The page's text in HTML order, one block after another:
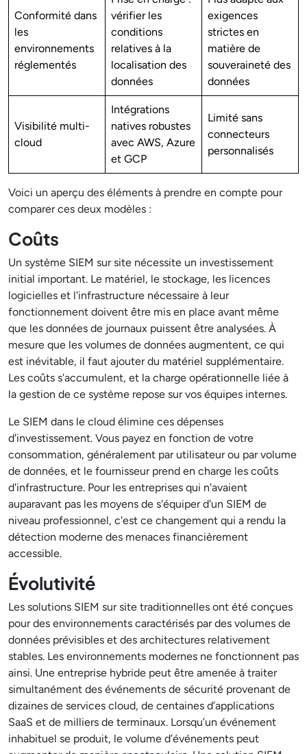
Conformité dans
les
environnements
réglementés
vérifier les
conditions
relatives à la
localisation des
données
exigences
strictes en
matière de
souveraineté des
données
Visibilité multi-
cloud
Intégrations
natives robustes
avec AWS, Azure
et GCP
Limité sans
connecteurs
personnalisés
Voici un aperçu des éléments à prendre en compte pour
comparer ces deux modèles :
Coûts
Un système SIEM sur site nécessite un investissement
initial important. Le matériel, le stockage, les licences
logicielles et l'infrastructure nécessaire à leur
fonctionnement doivent être mis en place avant même
que les données de journaux puissent être analysées. À
mesure que les volumes de données augmentent, ce qui
est inévitable, il faut ajouter du matériel supplémentaire.
Les coûts s'accumulent, et la charge opérationnelle liée à
la gestion de ce système repose sur vos équipes internes.
Le SIEM dans le cloud élimine ces dépenses
d'investissement. Vous payez en fonction de votre
consommation, généralement par utilisateur ou par volume
de données, et le fournisseur prend en charge les coûts
d'infrastructure. Pour les entreprises qui n'avaient
auparavant pas les moyens de s'équiper d'un SIEM de
niveau professionnel, c'est ce changement qui a rendu la
détection moderne des menaces financièrement
accessible.
Évolutivité
Les solutions SIEM sur site traditionnelles ont été conçues
pour des environnements caractérisés par des volumes de
données prévisibles et des architectures relativement
stables. Les environnements modernes ne fonctionnent pas
ainsi. Une entreprise hybride peut être amenée à traiter
simultanément des événements de sécurité provenant de
dizaines de services cloud, de centaines d’applications
SaaS et de milliers de terminaux. Lorsqu’un événement
inhabituel se produit, le volume d’événements peut